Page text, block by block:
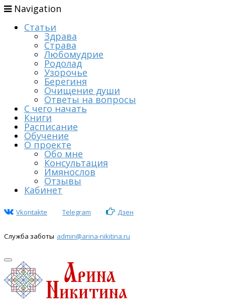
Navigation
Статьи
Здрава
Страва
Любомудрие
Родолад
Узорочье
Берегиня
Очищение души
Ответы на вопросы
С чего начать
Книги
Расписание
Обучение
О проекте
Обо мне
Консультация
Имянослов
Отзывы
Кабинет
Vkontakte Telegram Дзен
Служба заботы admin@arina-nikitina.ru